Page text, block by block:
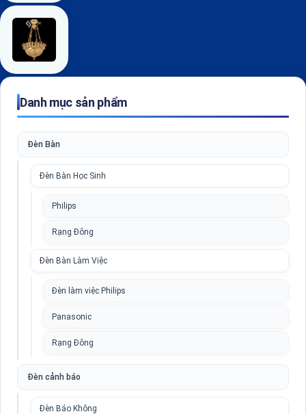
Danh mục sản phẩm
Đèn Bàn
Đèn Bàn Học Sinh
Philips
Rạng Đông
Đèn Bàn Làm Việc
Đèn làm việc Philips
Panasonic
Rạng Đông
Đèn cảnh báo
Đèn Báo Không